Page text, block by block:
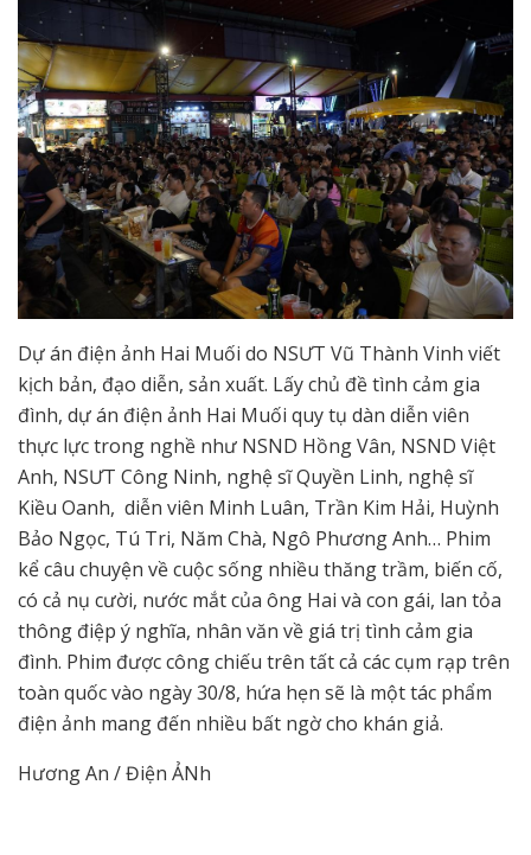
Dự án điện ảnh Hai Muối do NSƯT Vũ Thành Vinh viết
kịch bản, đạo diễn, sản xuất. Lấy chủ đề tình cảm gia
đình, dự án điện ảnh Hai Muối quy tụ dàn diễn viên
thực lực trong nghề như NSND Hồng Vân, NSND Việt
Anh, NSƯT Công Ninh, nghệ sĩ Quyền Linh, nghệ sĩ
Kiều Oanh, diễn viên Minh Luân, Trần Kim Hải, Huỳnh
Bảo Ngọc, Tú Tri, Năm Chà, Ngô Phương Anh… Phim
kể câu chuyện về cuộc sống nhiều thăng trầm, biến cố,
có cả nụ cười, nước mắt của ông Hai và con gái, lan tỏa
thông điệp ý nghĩa, nhân văn về giá trị tình cảm gia
đình. Phim được công chiếu trên tất cả các cụm rạp trên
toàn quốc vào ngày 30/8, hứa hẹn sẽ là một tác phẩm
điện ảnh mang đến nhiều bất ngờ cho khán giả.
Hương An / Điện ẢNh